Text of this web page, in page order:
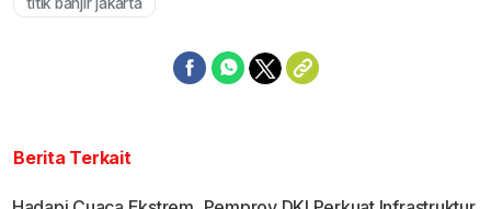
titik banjir jakarta
Berita Terkait